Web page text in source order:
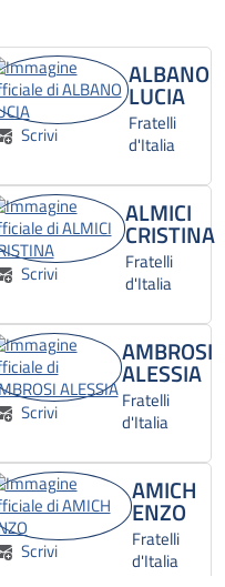
Scrivi
ALBANO
LUCIA
Fratelli
d'Italia
Scrivi
ALMICI
CRISTINA
Fratelli
d'Italia
Scrivi
AMBROSI
ALESSIA
Fratelli
d'Italia
Scrivi
AMICH
ENZO
Fratelli
d'Italia